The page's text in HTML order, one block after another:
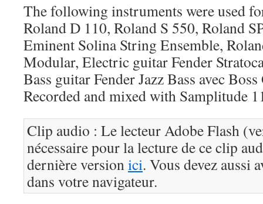
The following instruments were used
Roland D 110, Roland S 550, Roland
Eminent Solina String Ensemble,
Modular, Electric guitar Fender
Bass guitar Fender Jazz Bass avec
Recorded and mixed with Samplitude
Clip audio : Le lecteur Adobe Flash
nécessaire pour la lecture de ce clip
dernière versionici. Vous devez aussi
dans votre navigateur.